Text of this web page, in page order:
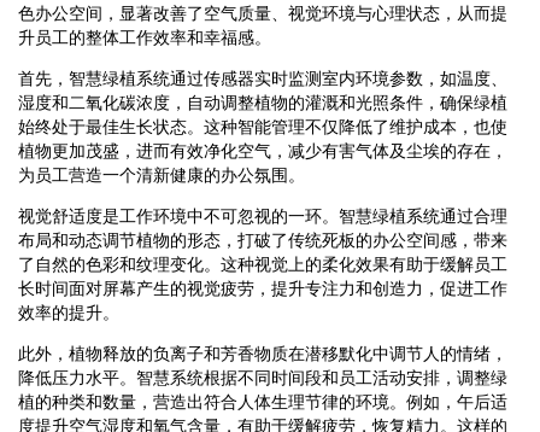
色办公空间，显著改善了空气质量、视觉环境与心理状态，从而提
升员工的整体工作效率和幸福感。
首先，智慧绿植系统通过传感器实时监测室内环境参数，如温度、
湿度和二氧化碳浓度，自动调整植物的灌溉和光照条件，确保绿植
始终处于最佳生长状态。这种智能管理不仅降低了维护成本，也使
植物更加茂盛，进而有效净化空气，减少有害气体及尘埃的存在，
为员工营造一个清新健康的办公氛围。
视觉舒适度是工作环境中不可忽视的一环。智慧绿植系统通过合理
布局和动态调节植物的形态，打破了传统死板的办公空间感，带来
了自然的色彩和纹理变化。这种视觉上的柔化效果有助于缓解员工
长时间面对屏幕产生的视觉疲劳，提升专注力和创造力，促进工作
效率的提升。
此外，植物释放的负离子和芳香物质在潜移默化中调节人的情绪，
降低压力水平。智慧系统根据不同时间段和员工活动安排，调整绿
植的种类和数量，营造出符合人体生理节律的环境。例如，午后适
度提升空气湿度和氧气含量，有助于缓解疲劳，恢复精力。这样的